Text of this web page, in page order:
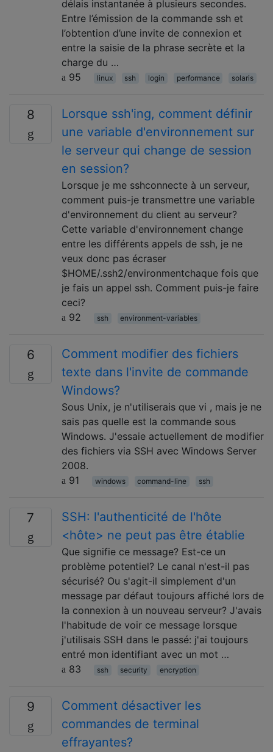
délais instantanée à plusieurs secondes.
Entre l’émission de la commande ssh et
l’obtention d’une invite de connexion et
entre la saisie de la phrase secrète et la
charge du …
95
linux ssh login performance solaris
8
Lorsque ssh'ing, comment définir
une variable d'environnement sur
le serveur qui change de session
en session?
Lorsque je me sshconnecte à un serveur,
comment puis-je transmettre une variable
d'environnement du client au serveur?
Cette variable d'environnement change
entre les différents appels de ssh, je ne
veux donc pas écraser
$HOME/.ssh2/environmentchaque fois que
je fais un appel ssh. Comment puis-je faire
ceci?
92
ssh environment-variables
6
Comment modifier des fichiers
texte dans l'invite de commande
Windows?
Sous Unix, je n'utiliserais que vi , mais je ne
sais pas quelle est la commande sous
Windows. J'essaie actuellement de modifier
des fichiers via SSH avec Windows Server
2008.
91
windows command-line ssh
7
SSH: l'authenticité de l'hôte
<hôte> ne peut pas être établie
Que signifie ce message? Est-ce un
problème potentiel? Le canal n'est-il pas
sécurisé? Ou s'agit-il simplement d'un
message par défaut toujours affiché lors de
la connexion à un nouveau serveur? J'avais
l'habitude de voir ce message lorsque
j'utilisais SSH dans le passé: j'ai toujours
entré mon identifiant avec un mot …
83
ssh security encryption
9
Comment désactiver les
commandes de terminal
effrayantes?